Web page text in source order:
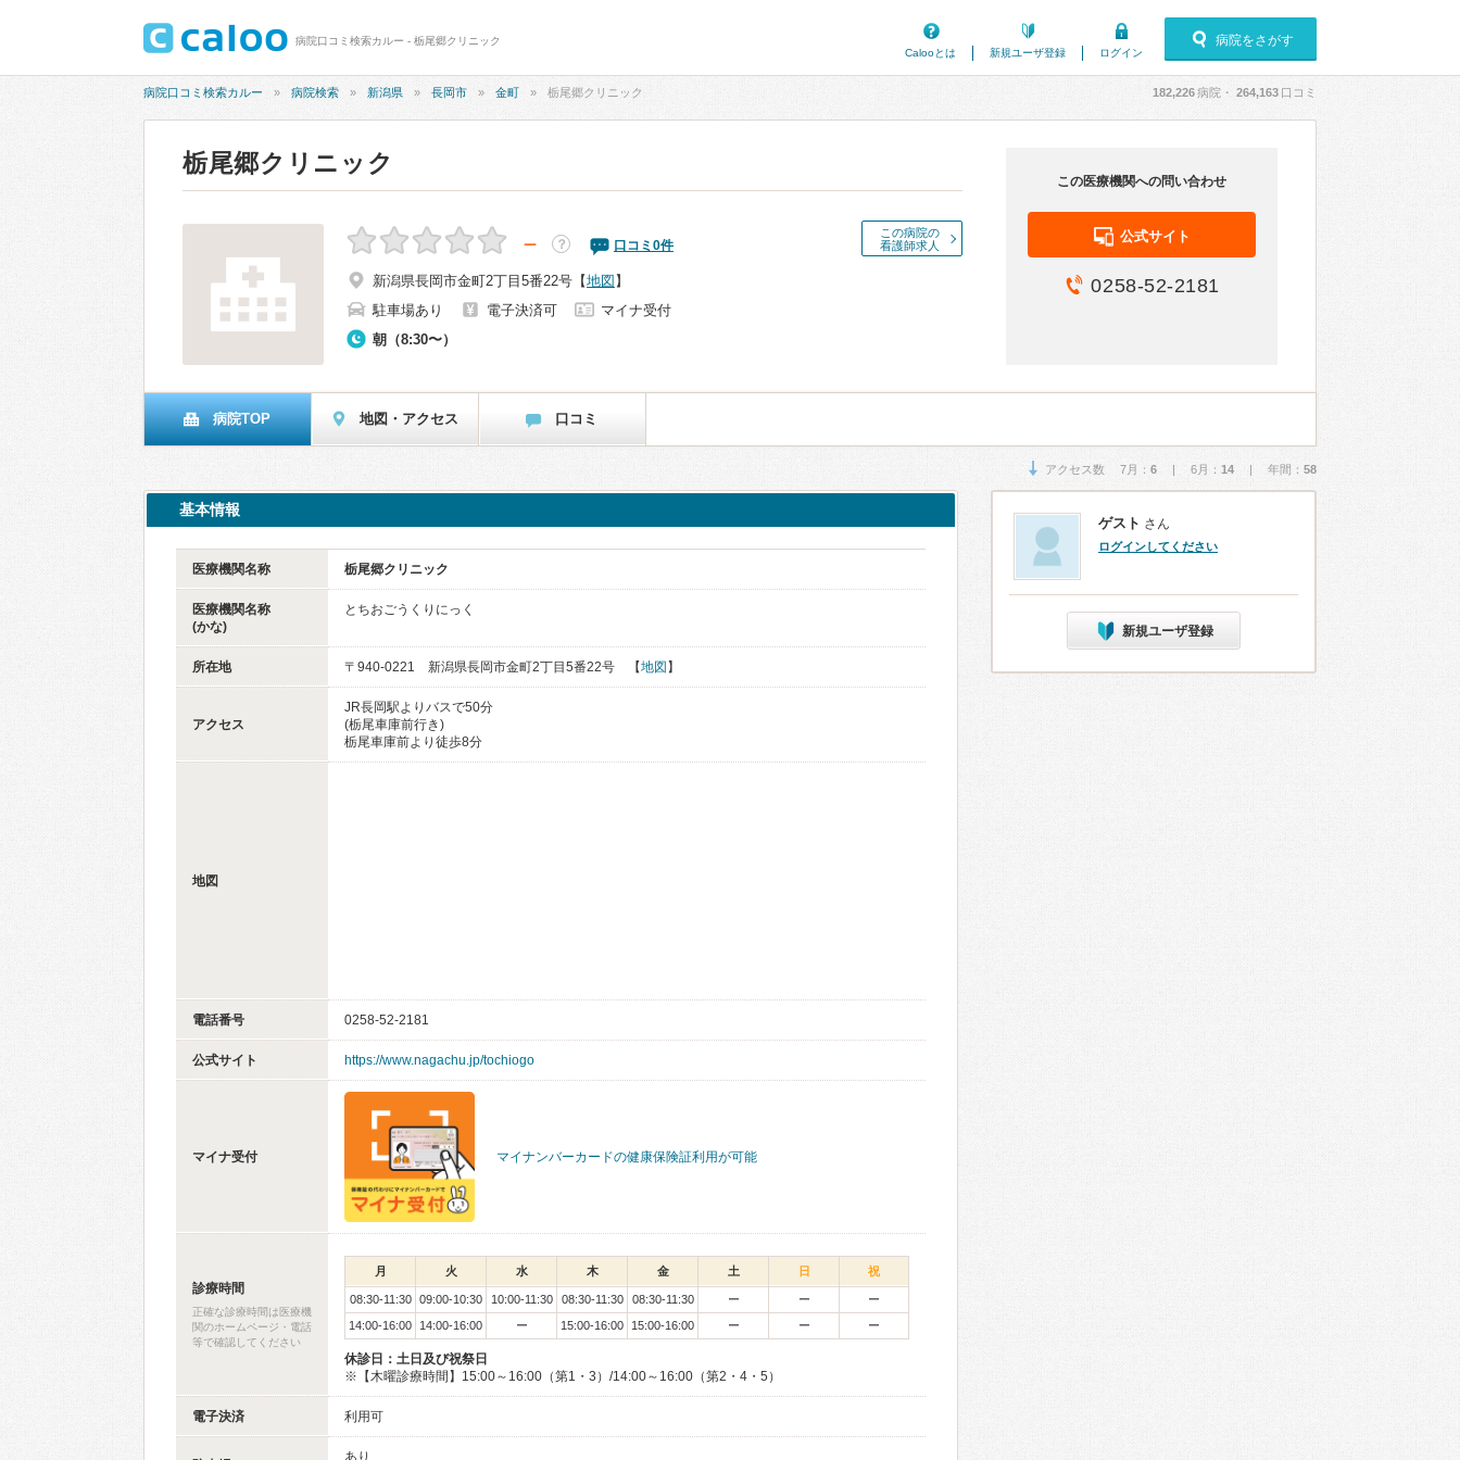
病院口コミ検索カルー - 栃尾郷クリニック
Calooとは
新規ユーザ登録 ログイン
病院をさがす
病院口コミ検索カルー 病院検索 新潟県 長岡市 金町 栃尾郷クリニック 182,226病院・ 264,163 口コミ
栃尾郷クリニック
この病院の
看護師求人
－ ？ 口コミ 0件
新潟県長岡市金町2丁目5番22号 【地図 】
駐車場あり
電子決済可
マイナ受付
朝（8:30〜）
この医療機関への問い合わせ
公式サイト
0258-52-2181
病院TOP 地図・アクセス 口コミ
アクセス数 7月： 6 | 6月： 14 | 年間： 58
基本情報
医療機関名称 栃尾郷クリニック
医療機関名称
(かな)
とちおごうくりにっく
所在地 〒940-0221 新潟県長岡市金町2丁目5番22号 【地図 】
アクセス
JR長岡駅よりバスで50分
(栃尾車庫前行き)
栃尾車庫前より徒歩8分
地図
電話番号 0258-52-2181
公式サイト https://www.nagachu.jp/tochiogo
マイナ受付 マイナンバーカードの健康保険証利用が可能
診療時間
正確な診療時間は医療機
関のホームページ・電話
等で確認してください
月 火 水 木 金 土 日 祝
08:30-11:30 09:00-10:30 10:00-11:30 08:30-11:30 08:30-11:30 ー ー
ー
14:00-16:00
14:00-16:00 ー 15:00-16:00 15:00-16:00 ー ー ー
休診日：土日及び祝祭日
※【木曜診療時間】15:00～16:00（第1・3）/14:00～16:00（第2・4・5）
電子決済 利用可
あり
ゲスト さん
ログインしてください
新規ユーザ登録